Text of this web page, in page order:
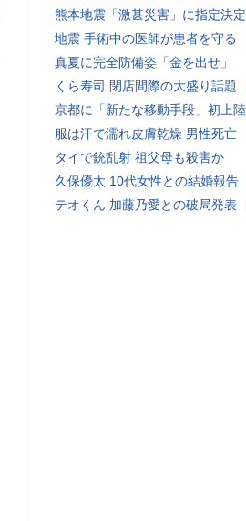
熊本地震「激甚災害」に指定決定
地震 手術中の医師が患者を守る
真夏に完全防備姿「金を出せ」
くら寿司 閉店間際の大盛り話題
京都に「新たな移動手段」初上陸
服は汗で濡れ皮膚乾燥 男性死亡
タイで銃乱射 祖父母も殺害か
久保優太 10代女性との結婚報告
テオくん 加藤乃愛との破局発表